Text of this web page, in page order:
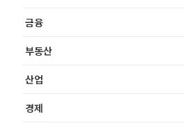
금융
부동산
산업
경제